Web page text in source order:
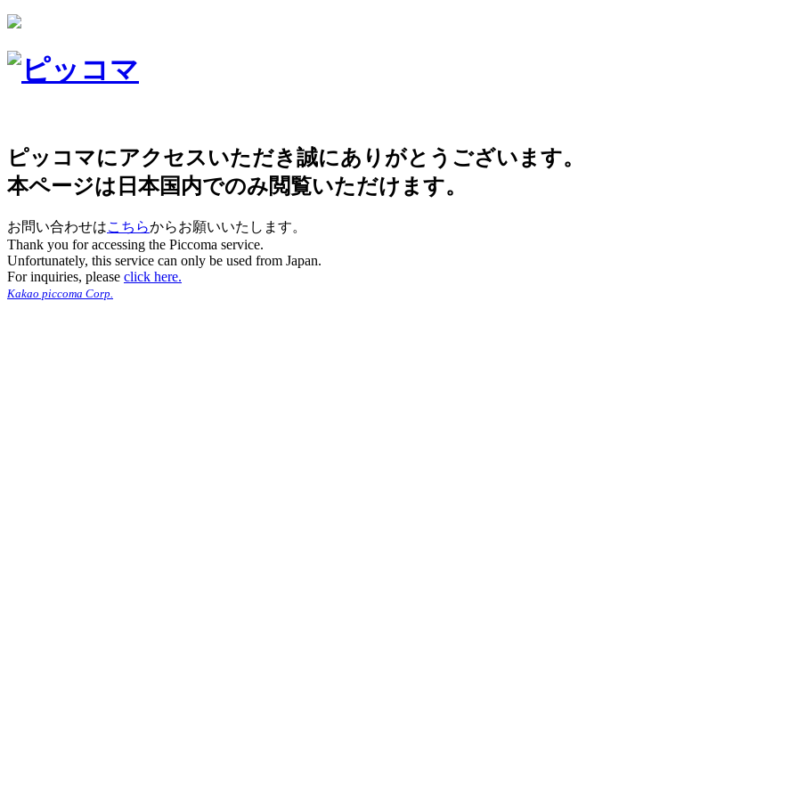
ピッコマにアクセスいただき誠にありがとうございます。
本ページは日本国内でのみ閲覧いただけます。
お問い合わせはこちらからお願いいたします。
Thank you for accessing the Piccoma service.
Unfortunately, this service can only be used from Japan.
For inquiries, please click here.
Kakao piccoma Corp.